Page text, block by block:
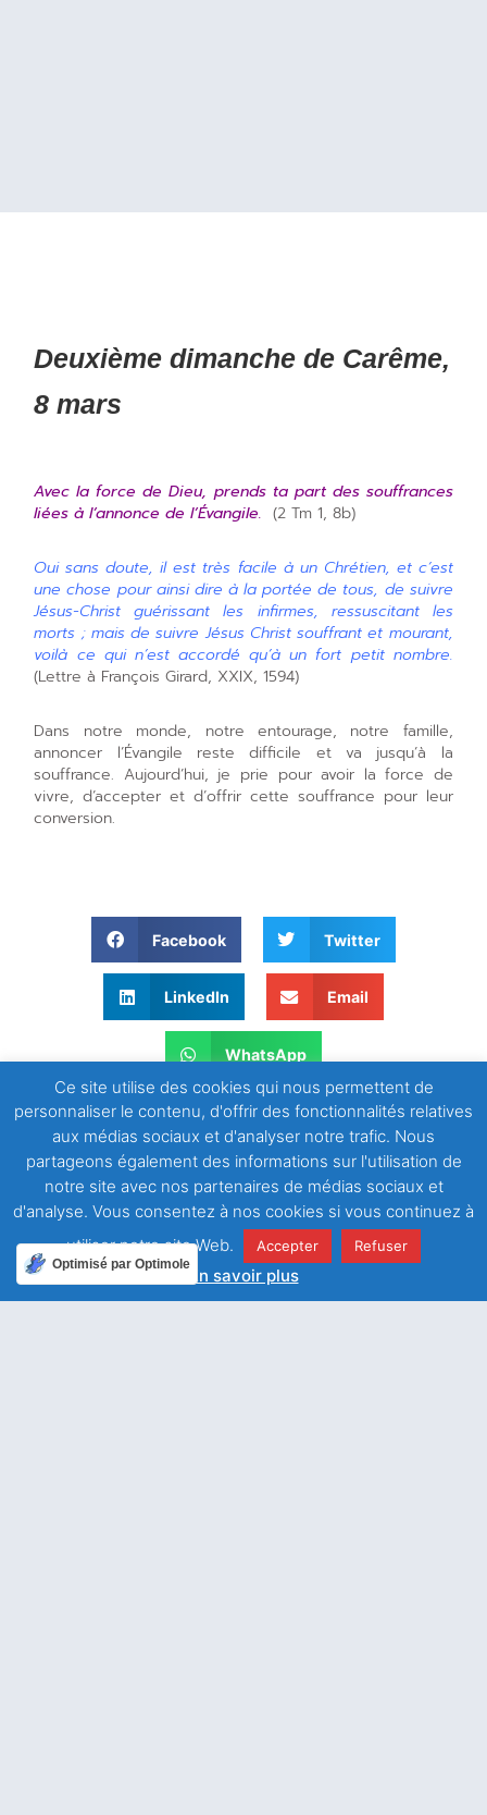
Deuxième dimanche de Carême,
8 mars
Avec la force de Dieu, prends ta part des souffrances
liées à l’annonce de l’Évangile. (2 Tm 1, 8b)
Oui sans doute, il est très facile à un Chrétien, et c’est
une chose pour ainsi dire à la portée de tous, de suivre
Jésus-Christ guérissant les infirmes, ressuscitant les
morts ; mais de suivre Jésus Christ souffrant et mourant,
voilà ce qui n’est accordé qu’à un fort petit nombre.
(Lettre à François Girard, XXIX, 1594)
Dans notre monde, notre entourage, notre famille,
annoncer l’Évangile reste difficile et va jusqu’à la
souffrance. Aujourd’hui, je prie pour avoir la force de
vivre, d’accepter et d’offrir cette souffrance pour leur
conversion.
Facebook Twitter
LinkedIn Email
WhatsApp
ARTICLE PRÉCÉDENT
Père, creuse en nous le désir de la sainteté
ARTICLE SUIVANT
Ce site utilise des cookies qui nous permettent de
personnaliser le contenu, d'offrir des fonctionnalités relatives
aux médias sociaux et d'analyser notre trafic. Nous
partageons également des informations sur l'utilisation de
notre site avec nos partenaires de médias sociaux et
d'analyse. Vous consentez à nos cookies si vous continuez à
utiliser notre site Web.
Accepter Refuser
En savoir plus
Optimisé par Optimole